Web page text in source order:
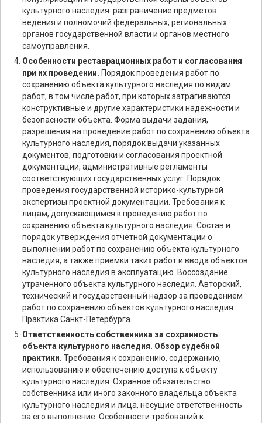
культурного наследия: разграничение предметов
ведения и полномочий федеральных, региональных
органов государственной власти и органов местного
самоуправления.
Особенности реставрационных работ и согласования
при их проведении. Порядок проведения работ по
сохранению объекта культурного наследия по видам
работ, в том числе работ, при которых затрагиваются
конструктивные и другие характеристики надежности и
безопасности объекта. Форма выдачи задания,
разрешения на проведение работ по сохранению объекта
культурного наследия, порядок выдачи указанных
документов, подготовки и согласования проектной
документации, административные регламенты
соответствующих государственных услуг. Порядок
проведения государственной историко-культурной
экспертизы проектной документации. Требования к
лицам, допускающимся к проведению работ по
сохранению объекта культурного наследия. Состав и
порядок утверждения отчетной документации о
выполнении работ по сохранению объекта культурного
наследия, а также приемки таких работ и ввода объектов
культурного наследия в эксплуатацию. Воссоздание
утраченного объекта культурного наследия. Авторский,
технический и государственный надзор за проведением
работ по сохранению объектов культурного наследия.
Практика Санкт-Петербурга.
Ответственность собственника за сохранность
объекта культурного наследия. Обзор судебной
практики. Требования к сохранению, содержанию,
использованию и обеспечению доступа к объекту
культурного наследия. Охранное обязательство
собственника или иного законного владельца объекта
культурного наследия и лица, несущие ответственность
за его выполнение. Особенности требований к